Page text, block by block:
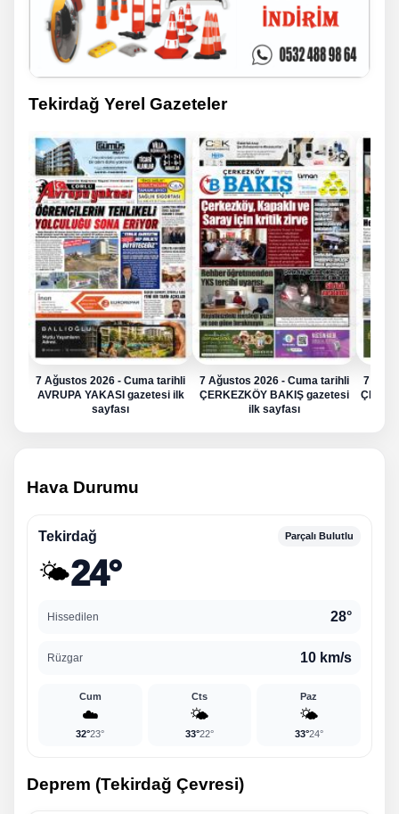
Tekirdağ Yerel Gazeteler
7 Ağustos 2026 - Cuma tarihli
AVRUPA YAKASI gazetesi ilk
sayfası
7 Ağustos 2026 - Cuma tarihli
ÇERKEZKÖY BAKIŞ gazetesi
ilk sayfası
7
Hava Durumu
Tekirdağ Parçalı Bulutlu
🌤️24°
Hissedilen 28°
Rüzgar 10 km/s
Cum
☁️
32°23°
Cts
🌤️
33°22°
Paz
🌤️
33°24°
Deprem (Tekirdağ Çevresi)